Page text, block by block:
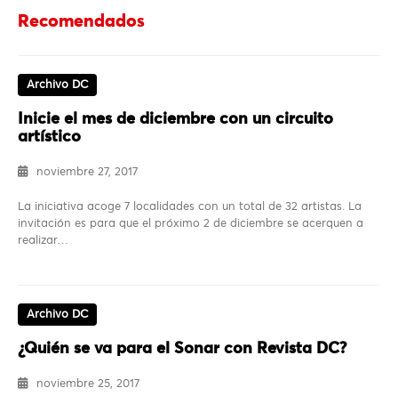
Recomendados
Archivo DC
Inicie el mes de diciembre con un circuito
artístico
noviembre 27, 2017
La iniciativa acoge 7 localidades con un total de 32 artistas. La
invitación es para que el próximo 2 de diciembre se acerquen a
realizar…
Archivo DC
¿Quién se va para el Sonar con Revista DC?
noviembre 25, 2017